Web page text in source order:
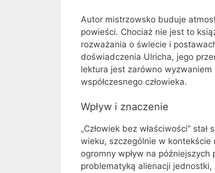
Autor mistrzowsko buduje
powieści. Chociaż nie jest to
rozważania o świecie i
doświadczenia Ulricha, jego
lektura jest zarówno
współczesnego człowieka.
Wpływ i znaczenie
„Człowiek bez właściwości”
wieku, szczególnie w kontekście
ogromny wpływ na
problematyką alienacji